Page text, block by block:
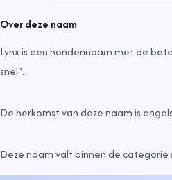
Over deze naam
Lynx is een hondennaam met de
snel".
De herkomst van deze naam is engels
Deze naam valt binnen de categorie